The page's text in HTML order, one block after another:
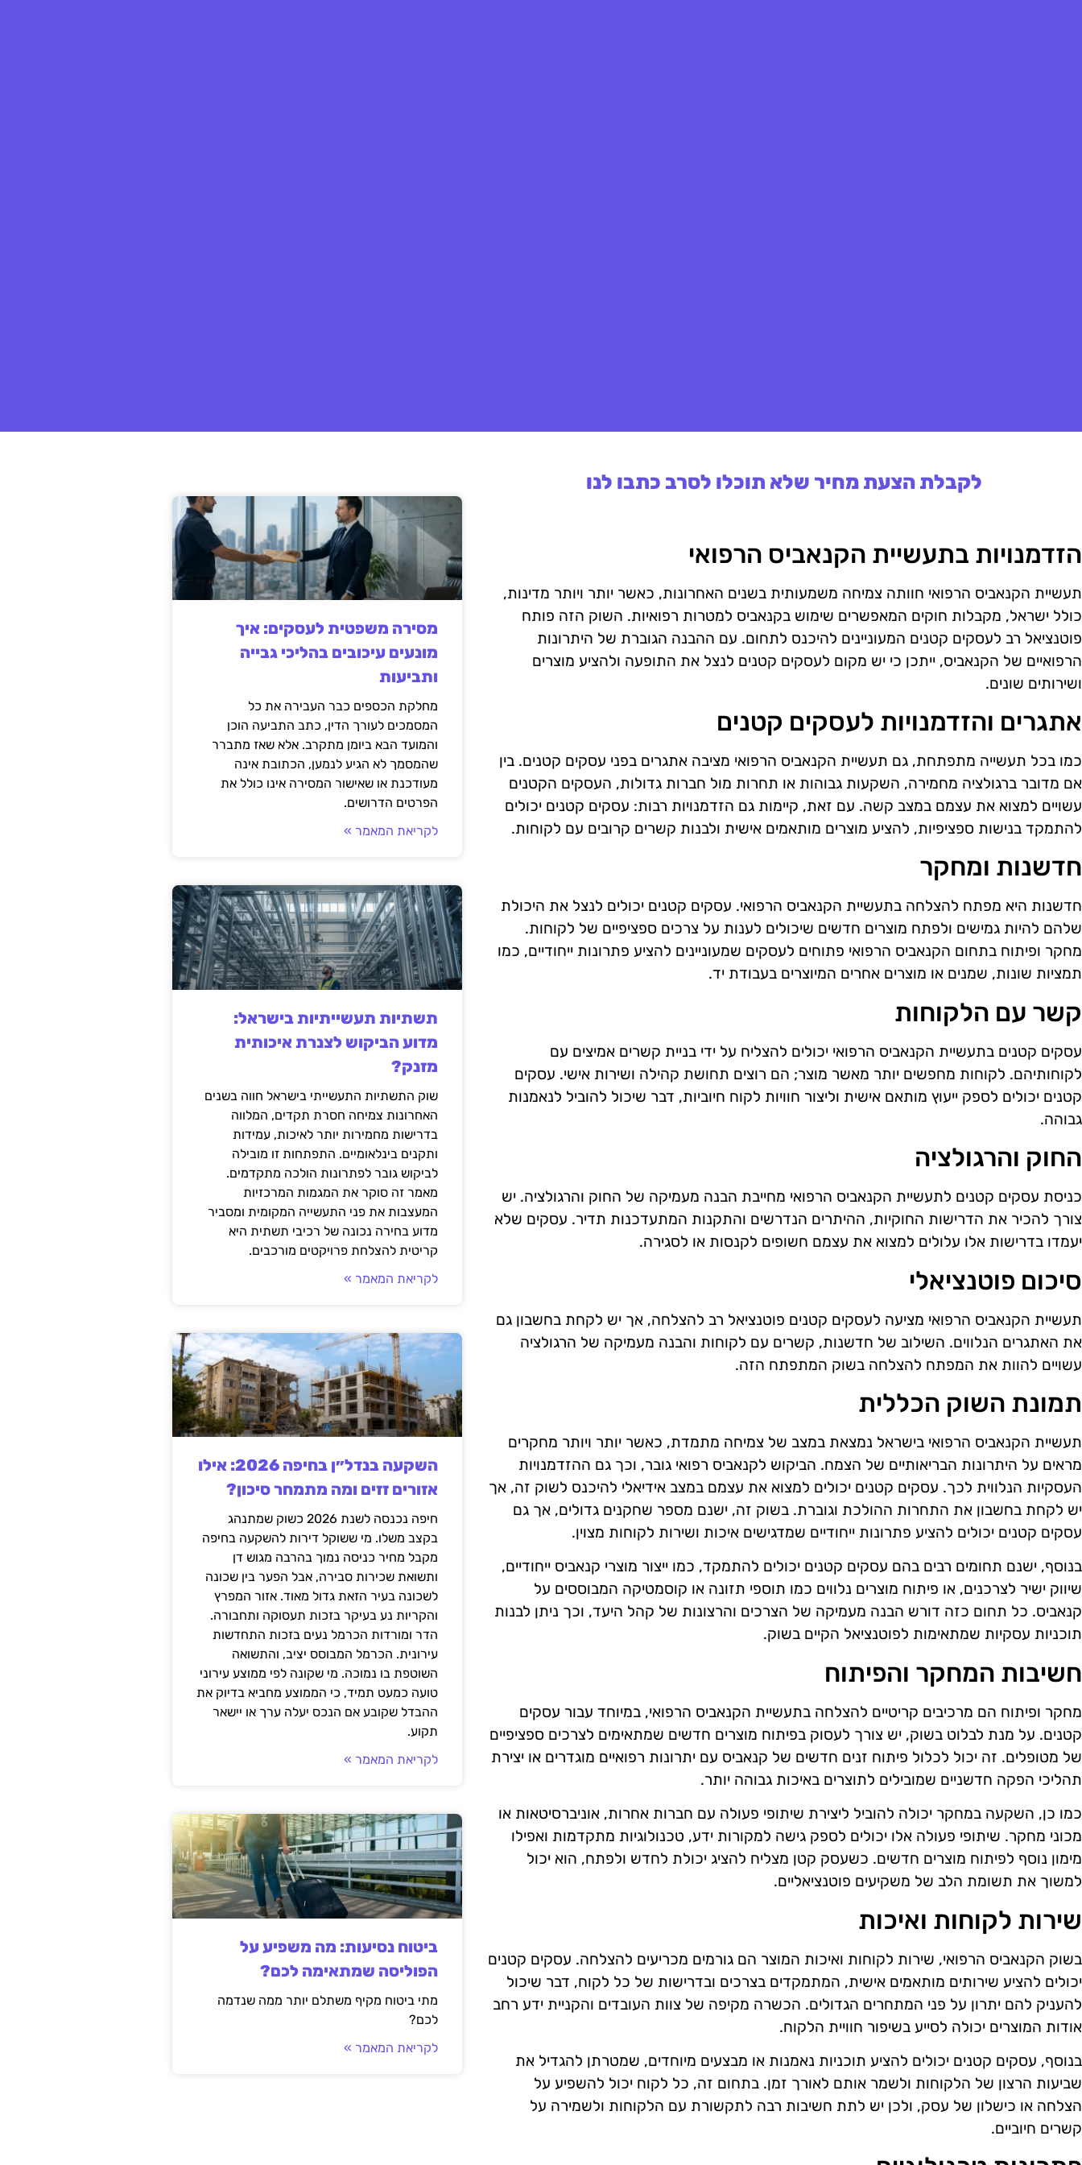
לקבלת הצעת מחיר שלא תוכלו לסרב כתבו לנו
הזדמנויות בתעשיית הקנאביס הרפואי
תעשיית הקנאביס הרפואי חוותה צמיחה משמעותית בשנים האחרונות, כאשר יותר ויותר מדינות,
כולל ישראל, מקבלות חוקים המאפשרים שימוש בקנאביס למטרות רפואיות. השוק הזה פותח
פוטנציאל רב לעסקים קטנים המעוניינים להיכנס לתחום. עם ההבנה הגוברת של היתרונות
הרפואיים של הקנאביס, ייתכן כי יש מקום לעסקים קטנים לנצל את התופעה ולהציע מוצרים
ושירותים שונים.
אתגרים והזדמנויות לעסקים קטנים
כמו בכל תעשייה מתפתחת, גם תעשיית הקנאביס הרפואי מציבה אתגרים בפני עסקים קטנים. בין
אם מדובר ברגולציה מחמירה, השקעות גבוהות או תחרות מול חברות גדולות, העסקים הקטנים
עשויים למצוא את עצמם במצב קשה. עם זאת, קיימות גם הזדמנויות רבות: עסקים קטנים יכולים
להתמקד בנישות ספציפיות, להציע מוצרים מותאמים אישית ולבנות קשרים קרובים עם לקוחות.
חדשנות ומחקר
חדשנות היא מפתח להצלחה בתעשיית הקנאביס הרפואי. עסקים קטנים יכולים לנצל את היכולת
שלהם להיות גמישים ולפתח מוצרים חדשים שיכולים לענות על צרכים ספציפיים של לקוחות.
מחקר ופיתוח בתחום הקנאביס הרפואי פתוחים לעסקים שמעוניינים להציע פתרונות ייחודיים, כמו
תמציות שונות, שמנים או מוצרים אחרים המיוצרים בעבודת יד.
קשר עם הלקוחות
עסקים קטנים בתעשיית הקנאביס הרפואי יכולים להצליח על ידי בניית קשרים אמיצים עם
לקוחותיהם. לקוחות מחפשים יותר מאשר מוצר; הם רוצים תחושת קהילה ושירות אישי. עסקים
קטנים יכולים לספק ייעוץ מותאם אישית וליצור חוויות לקוח חיוביות, דבר שיכול להוביל לנאמנות
גבוהה.
החוק והרגולציה
כניסת עסקים קטנים לתעשיית הקנאביס הרפואי מחייבת הבנה מעמיקה של החוק והרגולציה. יש
צורך להכיר את הדרישות החוקיות, ההיתרים הנדרשים והתקנות המתעדכנות תדיר. עסקים שלא
יעמדו בדרישות אלו עלולים למצוא את עצמם חשופים לקנסות או לסגירה.
סיכום פוטנציאלי
תעשיית הקנאביס הרפואי מציעה לעסקים קטנים פוטנציאל רב להצלחה, אך יש לקחת בחשבון גם
את האתגרים הנלווים. השילוב של חדשנות, קשרים עם לקוחות והבנה מעמיקה של הרגולציה
עשויים להוות את המפתח להצלחה בשוק המתפתח הזה.
תמונת השוק הכללית
תעשיית הקנאביס הרפואי בישראל נמצאת במצב של צמיחה מתמדת, כאשר יותר ויותר מחקרים
מראים על היתרונות הבריאותיים של הצמח. הביקוש לקנאביס רפואי גובר, וכך גם ההזדמנויות
העסקיות הנלווית לכך. עסקים קטנים יכולים למצוא את עצמם במצב אידיאלי להיכנס לשוק זה, אך
יש לקחת בחשבון את התחרות ההולכת וגוברת. בשוק זה, ישנם מספר שחקנים גדולים, אך גם
עסקים קטנים יכולים להציע פתרונות ייחודיים שמדגישים איכות ושירות לקוחות מצוין.
בנוסף, ישנם תחומים רבים בהם עסקים קטנים יכולים להתמקד, כמו ייצור מוצרי קנאביס ייחודיים,
שיווק ישיר לצרכנים, או פיתוח מוצרים נלווים כמו תוספי תזונה או קוסמטיקה המבוססים על
קנאביס. כל תחום כזה דורש הבנה מעמיקה של הצרכים והרצונות של קהל היעד, וכך ניתן לבנות
תוכניות עסקיות שמתאימות לפוטנציאל הקיים בשוק.
חשיבות המחקר והפיתוח
מחקר ופיתוח הם מרכיבים קריטיים להצלחה בתעשיית הקנאביס הרפואי, במיוחד עבור עסקים
קטנים. על מנת לבלוט בשוק, יש צורך לעסוק בפיתוח מוצרים חדשים שמתאימים לצרכים ספציפיים
של מטופלים. זה יכול לכלול פיתוח זנים חדשים של קנאביס עם יתרונות רפואיים מוגדרים או יצירת
תהליכי הפקה חדשניים שמובילים לתוצרים באיכות גבוהה יותר.
כמו כן, השקעה במחקר יכולה להוביל ליצירת שיתופי פעולה עם חברות אחרות, אוניברסיטאות או
מכוני מחקר. שיתופי פעולה אלו יכולים לספק גישה למקורות ידע, טכנולוגיות מתקדמות ואפילו
מימון נוסף לפיתוח מוצרים חדשים. כשעסק קטן מצליח להציג יכולת לחדש ולפתח, הוא יכול
למשוך את תשומת הלב של משקיעים פוטנציאליים.
שירות לקוחות ואיכות
בשוק הקנאביס הרפואי, שירות לקוחות ואיכות המוצר הם גורמים מכריעים להצלחה. עסקים קטנים
יכולים להציע שירותים מותאמים אישית, המתמקדים בצרכים ובדרישות של כל לקוח, דבר שיכול
להעניק להם יתרון על פני המתחרים הגדולים. הכשרה מקיפה של צוות העובדים והקניית ידע רחב
אודות המוצרים יכולה לסייע בשיפור חוויית הלקוח.
בנוסף, עסקים קטנים יכולים להציע תוכניות נאמנות או מבצעים מיוחדים, שמטרתן להגדיל את
שביעות הרצון של הלקוחות ולשמר אותם לאורך זמן. בתחום זה, כל לקוח יכול להשפיע על
הצלחה או כישלון של עסק, ולכן יש לתת חשיבות רבה לתקשורת עם הלקוחות ולשמירה על
קשרים חיוביים.
מסירה משפטית לעסקים: איך
מונעים עיכובים בהליכי גבייה
ותביעות
מחלקת הכספים כבר העבירה את כל
המסמכים לעורך הדין, כתב התביעה הוכן
והמועד הבא ביומן מתקרב. אלא שאז מתברר
שהמסמך לא הגיע לנמען, הכתובת אינה
מעודכנת או שאישור המסירה אינו כולל את
הפרטים הדרושים.
לקריאת המאמר »
תשתיות תעשייתיות בישראל:
מדוע הביקוש לצנרת איכותית
מזנק?
שוק התשתיות התעשייתי בישראל חווה בשנים
האחרונות צמיחה חסרת תקדים, המלווה
בדרישות מחמירות יותר לאיכות, עמידות
ותקנים בינלאומיים. התפתחות זו מובילה
לביקוש גובר לפתרונות הולכה מתקדמים.
מאמר זה סוקר את המגמות המרכזיות
המעצבות את פני התעשייה המקומית ומסביר
מדוע בחירה נכונה של רכיבי תשתית היא
קריטית להצלחת פרויקטים מורכבים.
לקריאת המאמר »
השקעה בנדל״ן בחיפה 2026: אילו
אזורים זזים ומה מתמחר סיכון?
חיפה נכנסה לשנת 2026 כשוק שמתנהג
בקצב משלו. מי ששוקל דירות להשקעה בחיפה
מקבל מחיר כניסה נמוך בהרבה מגוש דן
ותשואת שכירות סבירה, אבל הפער בין שכונה
לשכונה בעיר הזאת גדול מאוד. אזור המפרץ
והקריות נע בעיקר בזכות תעסוקה ותחבורה.
הדר ומורדות הכרמל נעים בזכות התחדשות
עירונית. הכרמל המבוסס יציב, והתשואה
השוטפת בו נמוכה. מי שקונה לפי ממוצע עירוני
טועה כמעט תמיד, כי הממוצע מחביא בדיוק את
ההבדל שקובע אם הנכס יעלה ערך או יישאר
תקוע.
לקריאת המאמר »
ביטוח נסיעות: מה משפיע על
הפוליסה שמתאימה לכם?
מתי ביטוח מקיף משתלם יותר ממה שנדמה
לכם?
לקריאת המאמר »